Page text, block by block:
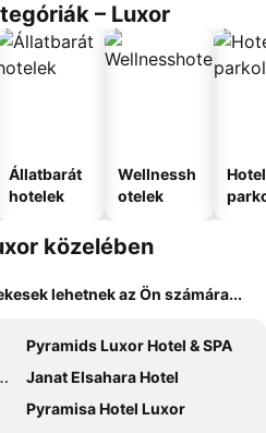
– Luxor
Állatbarát
hotelek
Wellnessh
otelek
közelében
lehetnek az Ön számára...
Pyramids Luxor Hotel & SPA
Janat Elsahara Hotel
Pyramisa Hotel Luxor